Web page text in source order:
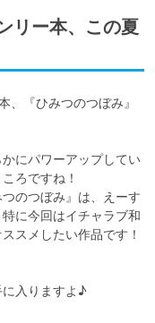
リー本、この夏
、『ひみつのつぼみ』
にパワーアップしてい
ろですね！
のつぼみ』は、えーす
に今回はイチャラブ和
スメしたい作品です！
入りますよ♪